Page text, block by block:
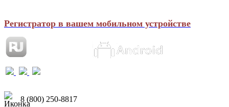
Регистратор в вашем мобильном устройстве
8 (800) 250-8817